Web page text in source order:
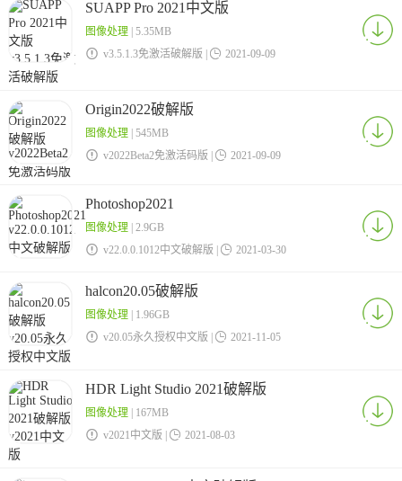
SUAPP Pro 2021中文版
图像处理| 5.35MB
 v3.5.1.3免激活破解版 |  2021-09-09
Origin2022破解版
图像处理| 545MB
 v2022Beta2免激活码版 |  2021-09-09
Photoshop2021
图像处理| 2.9GB
 v22.0.0.1012中文破解版 |  2021-03-30
halcon20.05破解版
图像处理| 1.96GB
 v20.05永久授权中文版 |  2021-11-05
HDR Light Studio 2021破解版
图像处理| 167MB
 v2021中文版 |  2021-08-03